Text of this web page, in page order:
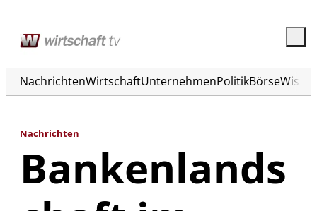
NachrichtenWirtschaftUnternehmenPolitikBörse
Nachrichten
Bankenlands